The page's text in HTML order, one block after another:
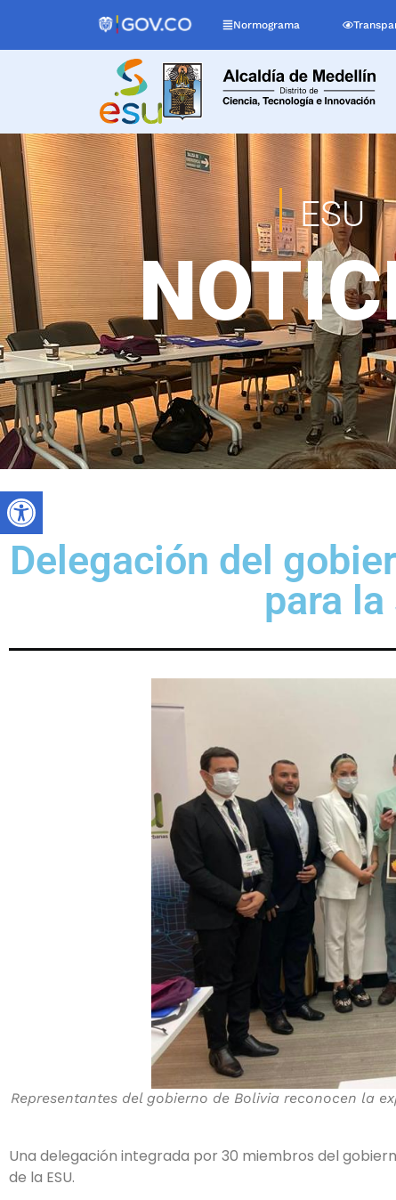
Normograma
ESU
Delegación del
para la
Representantes del gobierno de Bolivia reconocen la
Una delegación integrada por 30 miembros del
de la ESU.